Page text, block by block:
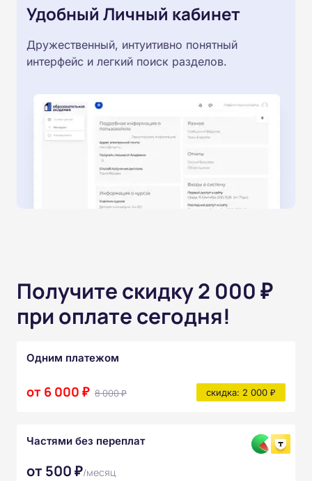
Удобный Личный кабинет
Дружественный, интуитивно понятный
интерфейс и легкий поиск разделов.
Получите скидку 2 000 ₽
при оплате сегодня!
Одним платежом
от 6 000 ₽ 8 000 ₽ скидка: 2 000 ₽
Частями без переплат
от 500 ₽/месяц